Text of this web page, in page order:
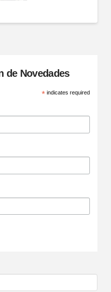
de Novedades
*indicates required